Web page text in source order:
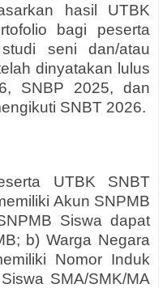
hasil UTBK
bagi peserta
seni dan/atau
dinyatakan lulus
SNBP 2025, dan
SNBT 2026.
UTBK SNBT
Akun SNPMB
Siswa dapat
b) Warga Negara
Nomor Induk
SMA/SMK/MA